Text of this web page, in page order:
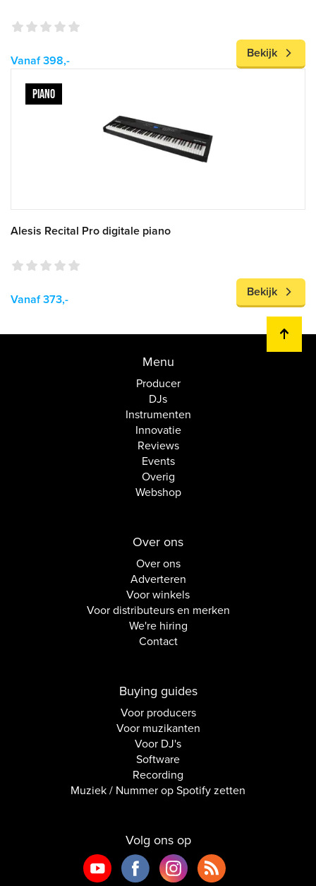
Vanaf 398,-
Bekijk
PIANO
Alesis Recital Pro digitale piano
Vanaf 373,-
Bekijk
Menu
Producer
DJs
Instrumenten
Innovatie
Reviews
Events
Overig
Webshop
Over ons
Over ons
Adverteren
Voor winkels
Voor distributeurs en merken
We're hiring
Contact
Buying guides
Voor producers
Voor muzikanten
Voor DJ's
Software
Recording
Muziek / Nummer op Spotify zetten
Volg ons op